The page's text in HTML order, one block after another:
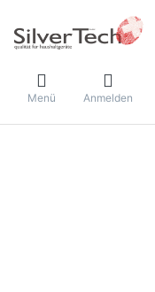
Menü Anmelden